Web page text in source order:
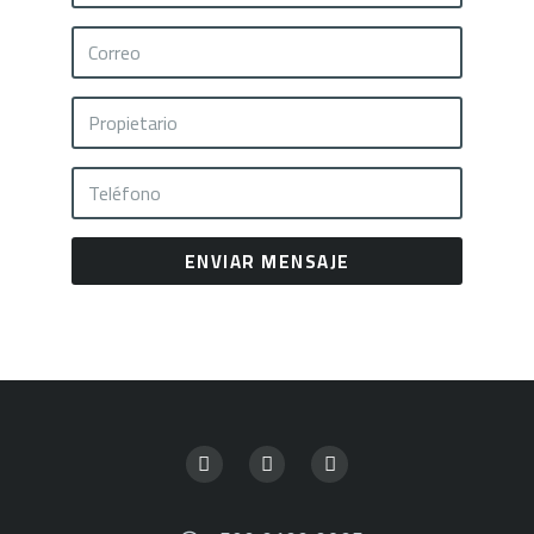
ENVIAR MENSAJE